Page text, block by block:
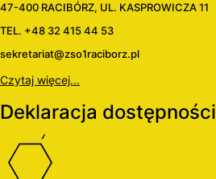
47-400 RACIBÓRZ, UL. KASPROWICZA 11
TEL. +48 32 415 44 53
sekretariat@zso1raciborz.pl
Czytaj więcej...
Deklaracja dostępności